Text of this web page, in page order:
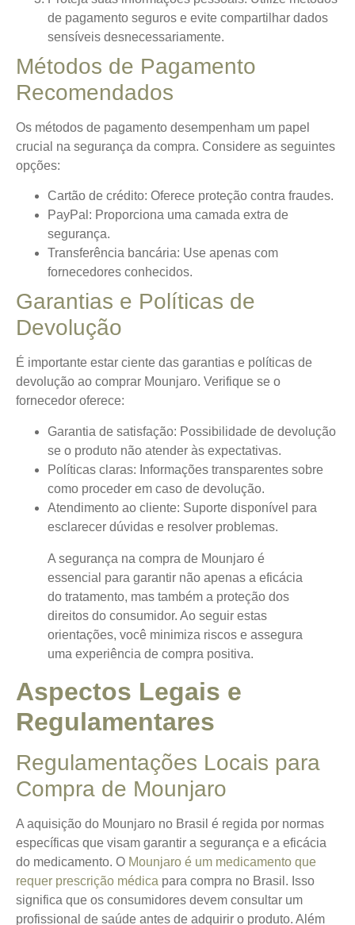
de pagamento seguros e evite compartilhar dados
sensíveis desnecessariamente.
Métodos de Pagamento
Recomendados
Os métodos de pagamento desempenham um papel
crucial na segurança da compra. Considere as seguintes
opções:
Cartão de crédito: Oferece proteção contra fraudes.
PayPal: Proporciona uma camada extra de
segurança.
Transferência bancária: Use apenas com
fornecedores conhecidos.
Garantias e Políticas de
Devolução
É importante estar ciente das garantias e políticas de
devolução ao comprar Mounjaro. Verifique se o
fornecedor oferece:
Garantia de satisfação: Possibilidade de devolução
se o produto não atender às expectativas.
Políticas claras: Informações transparentes sobre
como proceder em caso de devolução.
Atendimento ao cliente: Suporte disponível para
esclarecer dúvidas e resolver problemas.
A segurança na compra de Mounjaro é
essencial para garantir não apenas a eficácia
do tratamento, mas também a proteção dos
direitos do consumidor. Ao seguir estas
orientações, você minimiza riscos e assegura
uma experiência de compra positiva.
Aspectos Legais e
Regulamentares
Regulamentações Locais para
Compra de Mounjaro
A aquisição do Mounjaro no Brasil é regida por normas
específicas que visam garantir a segurança e a eficácia
do medicamento. O Mounjaro é um medicamento que
requer prescrição médica para compra no Brasil. Isso
significa que os consumidores devem consultar um
profissional de saúde antes de adquirir o produto. Além